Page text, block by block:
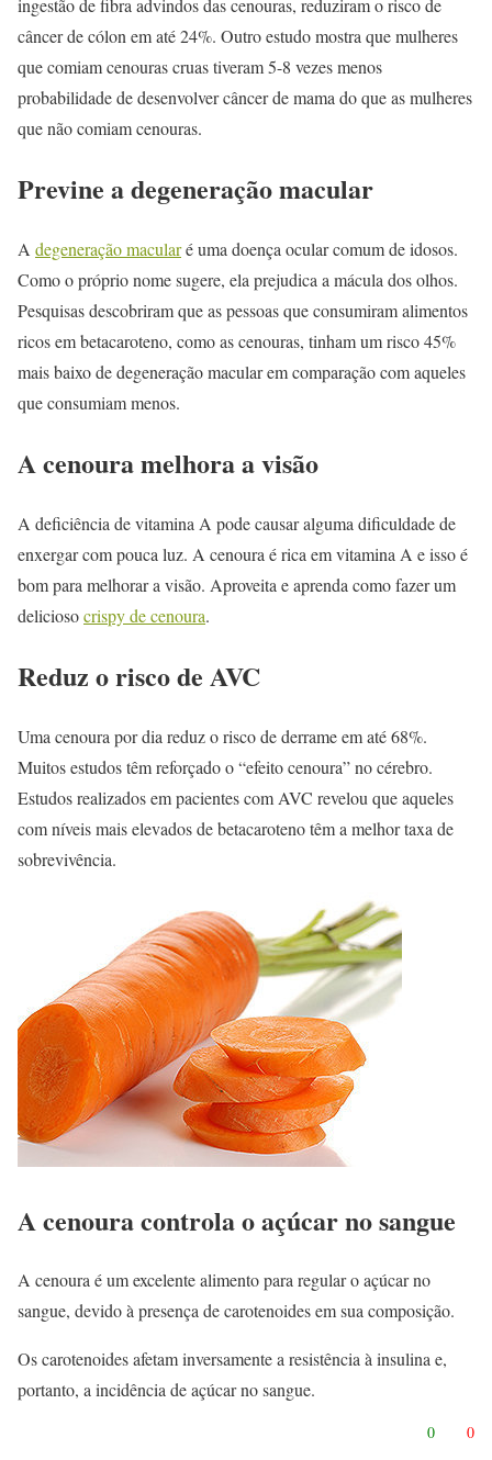
ingestão de fibra advindos das cenouras, reduziram o risco de
câncer de cólon em até 24%. Outro estudo mostra que mulheres
que comiam cenouras cruas tiveram 5-8 vezes menos
probabilidade de desenvolver câncer de mama do que as mulheres
que não comiam cenouras.
Previne a degeneração macular
A degeneração macularé uma doença ocular comum de idosos.
Como o próprio nome sugere, ela prejudica a mácula dos olhos.
Pesquisas descobriram que as pessoas que consumiram alimentos
ricos em betacaroteno, como as cenouras, tinham um risco 45%
mais baixo de degeneração macular em comparação com aqueles
que consumiam menos.
A cenoura melhora a visão
A deficiência de vitamina A pode causar alguma dificuldade de
enxergar com pouca luz. A cenoura é rica em vitamina A e isso é
bom para melhorar a visão. Aproveita e aprenda como fazer um
deliciosocrispy de cenoura.
Reduz o risco de AVC
Uma cenoura por dia reduz o risco de derrame em até 68%.
Muitos estudos têm reforçado o “efeito cenoura” no cérebro.
Estudos realizados em pacientes com AVC revelou que aqueles
com níveis mais elevados de betacaroteno têm a melhor taxa de
sobrevivência.
A cenoura controla o açúcar no sangue
A cenoura é um excelente alimento para regular o açúcar no
sangue, devido à presença de carotenoides em sua composição.
Os carotenoides afetam inversamente a resistência à insulina e,
portanto, a incidência de açúcar no sangue.
0 0